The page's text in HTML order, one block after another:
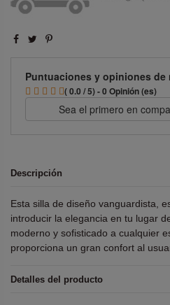
Puntuaciones y opiniones
( 0.0 / 5) - 0 Opinión (es)
Sea el primero en
Descripción
Esta silla de diseño vanguardista,
introducir la elegancia en tu lugar
moderno y sofisticado a cualquier
proporciona un gran confort al
Detalles del producto